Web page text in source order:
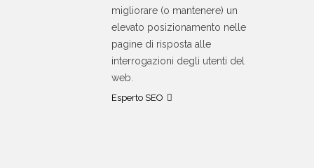
migliorare (o mantenere) un
elevato posizionamento nelle
pagine di risposta alle
interrogazioni degli utenti del
web.
Esperto SEO